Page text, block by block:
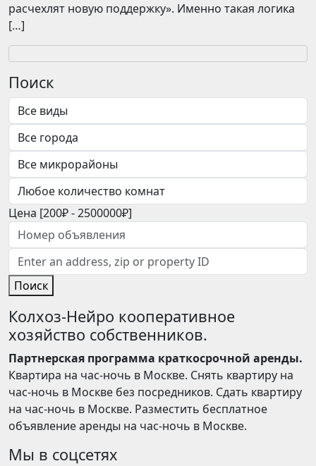
расчехлят новую поддержку». Именно такая логика
[…]
Поиск
Цена [200₽-2500000₽]
Поиск
Колхоз-Нейро кооперативное
хозяйство собственников.
Партнерская программа краткосрочной аренды.
Квартира на час-ночь в Москве. Снять квартиру на
час-ночь в Москве без посредников. Сдать квартиру
на час-ночь в Москве. Разместить бесплатное
объявление аренды на час-ночь в Москве.
Мы в соцсетях